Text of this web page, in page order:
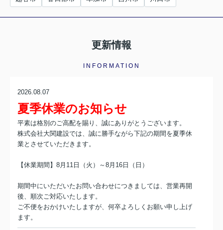
更新情報
INFORMATION
2026.08.07
夏季休業のお知らせ
平素は格別のご高配を賜り、誠にありがとうございます。
株式会社大関建設では、誠に勝手ながら下記の期間を夏季休
業とさせていただきます。
【休業期間】8月11日（火）～8月16日（日）
期間中にいただいたお問い合わせにつきましては、営業再開
後、順次ご対応いたします。
ご不便をおかけいたしますが、何卒よろしくお願い申し上げ
ます。